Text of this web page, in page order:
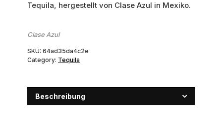
Tequila, hergestellt von Clase Azul in Mexiko.
Clase Azul
SKU: 64ad35da4c2e
Category: Tequila
Beschreibung